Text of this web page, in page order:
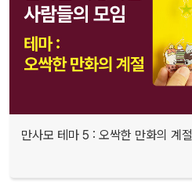
만사모 테마 5 : 오싹한 만화의 계절